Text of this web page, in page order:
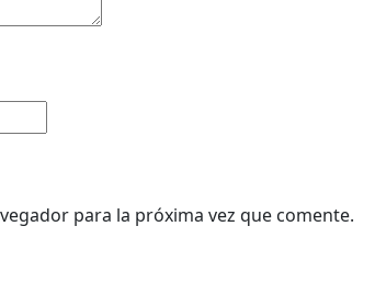
para la próxima vez que comente.